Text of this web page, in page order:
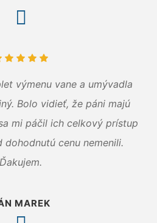
výmenu vane a umývadla
Bolo vidieť, že páni majú
mi páčil ich celkový prístup
dohodnutú cenu nemenili.
Ďakujem.
MAREK